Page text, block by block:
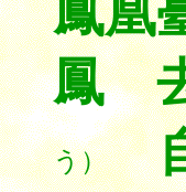
鳳凰
鳳
う）